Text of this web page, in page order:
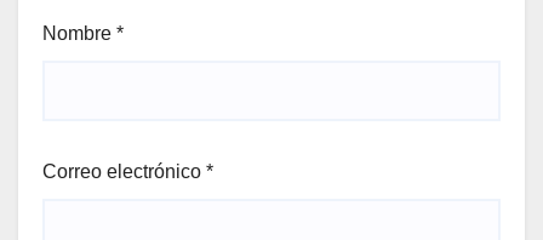
Nombre *
Correo electrónico *